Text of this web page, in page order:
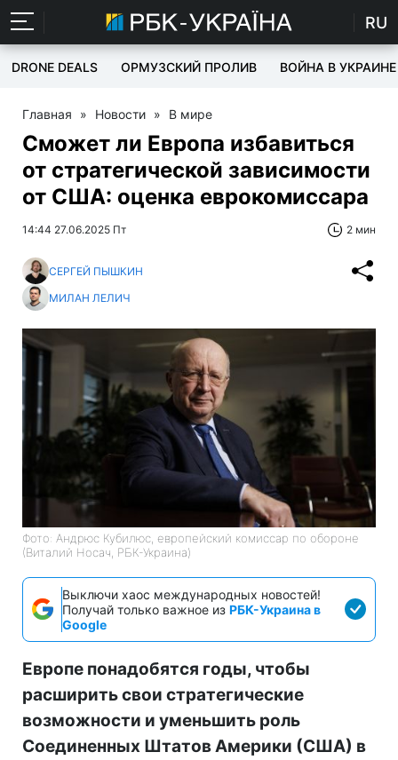
RU
DRONE DEALS ОРМУЗСКИЙ ПРОЛИВ ВОЙНА В УКРАИНЕ
Главная » Новости » В мире
Сможет ли Европа избавиться
от стратегической зависимости
от США: оценка еврокомиссара
14:44 27.06.2025 Пт 2 мин
СЕРГЕЙ ПЫШКИН
МИЛАН ЛЕЛИЧ
Фото: Андрюс Кубилюс, европейский комиссар по обороне
(Виталий Носач, РБК-Украина)
Выключи хаос международных новостей!
Получай только важное из РБК-Украина в
Google
Европе понадобятся годы, чтобы
расширить свои стратегические
возможности и уменьшить роль
Соединенных Штатов Америки (США) в